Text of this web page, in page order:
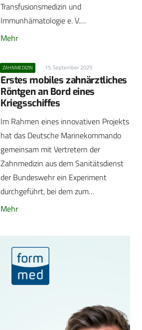
Transfusionsmedizin und
Immunhämatologie e. V.…
Mehr
ZAHNMEDIZIN 15. September 2025
Erstes mobiles zahnärztliches
Röntgen an Bord eines
Kriegsschiffes
Im Rahmen eines innovativen Projekts
hat das Deutsche Marinekommando
gemeinsam mit Vertretern der
Zahnmedizin aus dem Sanitätsdienst
der Bundeswehr ein Experiment
durchgeführt, bei dem zum…
Mehr